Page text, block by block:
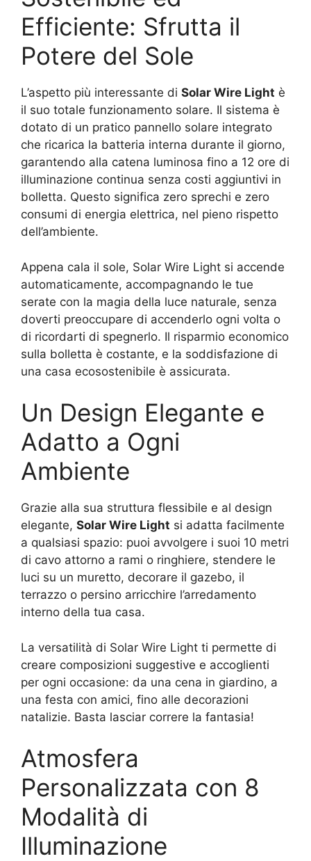
Efficiente: Sfrutta il
Potere del Sole
L’aspetto più interessante di Solar Wire Light è
il suo totale funzionamento solare. Il sistema è
dotato di un pratico pannello solare integrato
che ricarica la batteria interna durante il giorno,
garantendo alla catena luminosa fino a 12 ore di
illuminazione continua senza costi aggiuntivi in
bolletta. Questo significa zero sprechi e zero
consumi di energia elettrica, nel pieno rispetto
dell’ambiente.
Appena cala il sole, Solar Wire Light si accende
automaticamente, accompagnando le tue
serate con la magia della luce naturale, senza
doverti preoccupare di accenderlo ogni volta o
di ricordarti di spegnerlo. Il risparmio economico
sulla bolletta è costante, e la soddisfazione di
una casa ecosostenibile è assicurata.
Un Design Elegante e
Adatto a Ogni
Ambiente
Grazie alla sua struttura flessibile e al design
elegante, Solar Wire Light si adatta facilmente
a qualsiasi spazio: puoi avvolgere i suoi 10 metri
di cavo attorno a rami o ringhiere, stendere le
luci su un muretto, decorare il gazebo, il
terrazzo o persino arricchire l’arredamento
interno della tua casa.
La versatilità di Solar Wire Light ti permette di
creare composizioni suggestive e accoglienti
per ogni occasione: da una cena in giardino, a
una festa con amici, fino alle decorazioni
natalizie. Basta lasciar correre la fantasia!
Atmosfera
Personalizzata con 8
Modalità di
Illuminazione